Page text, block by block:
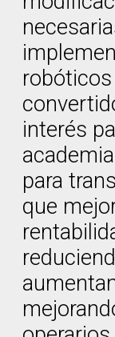
interés
para
que